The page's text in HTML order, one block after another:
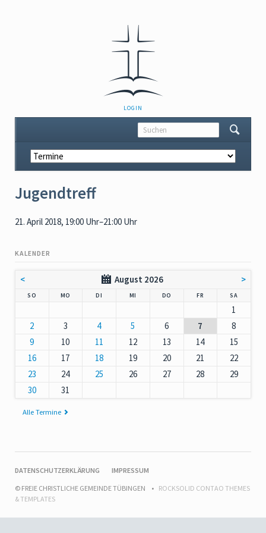
NAVIGATION
ÜBERSPRINGEN
LOGIN
Navigation
überspringen
Jugendtreff
21. April 2018, 19:00 Uhr–21:00 Uhr
KALENDER
< August 2026 >
SO MO DI MI DO NNERSTAG
FR SAMSTAG
1
2
3 4 5 6 7
8
9
10 11 12 13 14
15
16
17 18 19 20 21
22
23
24 25 26 27 28
29
30
31
Alle Termine
NAVIGATION
DATENSCHUTZERKLÄRUNG
IMPRESSUM
© FREIE CHRISTLICHE GEMEINDE TÜBINGEN
ROCKSOLID CONTAO THEMES
& TEMPLATES